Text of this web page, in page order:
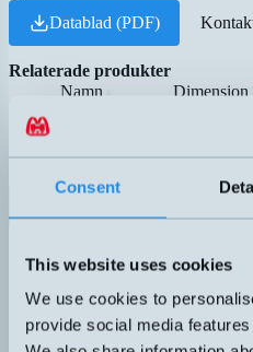
Consent
This website uses cookies
We use cookies to
provide social media
Datablad (PDF)
Relaterade produkter
Namn
Dimension
B01QM155PO
DW-AD-503-C8 8x8x40mm
DW-AD-603-C5 5x5x25mm
DW-AD-623-C5 5x5x25mm